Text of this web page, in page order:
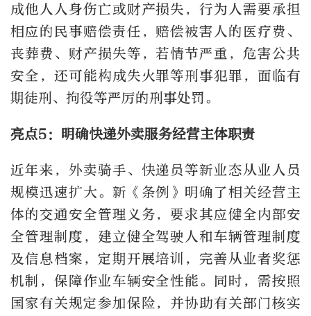
成他人人身伤亡或财产损失，行为人需要承担
相应的民事赔偿责任，赔偿被害人的医疗费、
丧葬费、财产损失等，若情节严重，危害公共
安全，还可能构成失火罪等刑事犯罪，面临有
期徒刑、拘役等严厉的刑事处罚。
亮点5：明确快递外卖服务经营主体职责
近年来，外卖骑手、快递员等新业态从业人员
规模迅速扩大。新《条例》明确了相关经营主
体的交通安全管理义务，要求其应健全内部安
全管理制度，建立健全驾驶人和车辆管理制度
及信息档案，定期开展培训，完善从业者奖惩
机制，保障作业车辆安全性能。同时，需按照
国家有关规定参加保险，并协助有关部门核实